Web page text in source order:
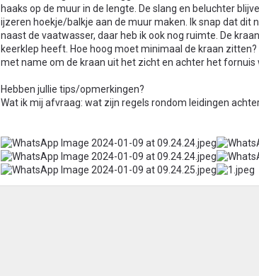
haaks op de muur in de lengte. De slang en beluchter
ijzeren hoekje/balkje aan de muur maken. Ik snap dat dit
naast de vaatwasser, daar heb ik ook nog ruimte. De
keerklep heeft. Hoe hoog moet minimaal de kraan
met name om de kraan uit het zicht en achter het fornuis
Hebben jullie tips/opmerkingen?
Wat ik mij afvraag: wat zijn regels rondom leidingen